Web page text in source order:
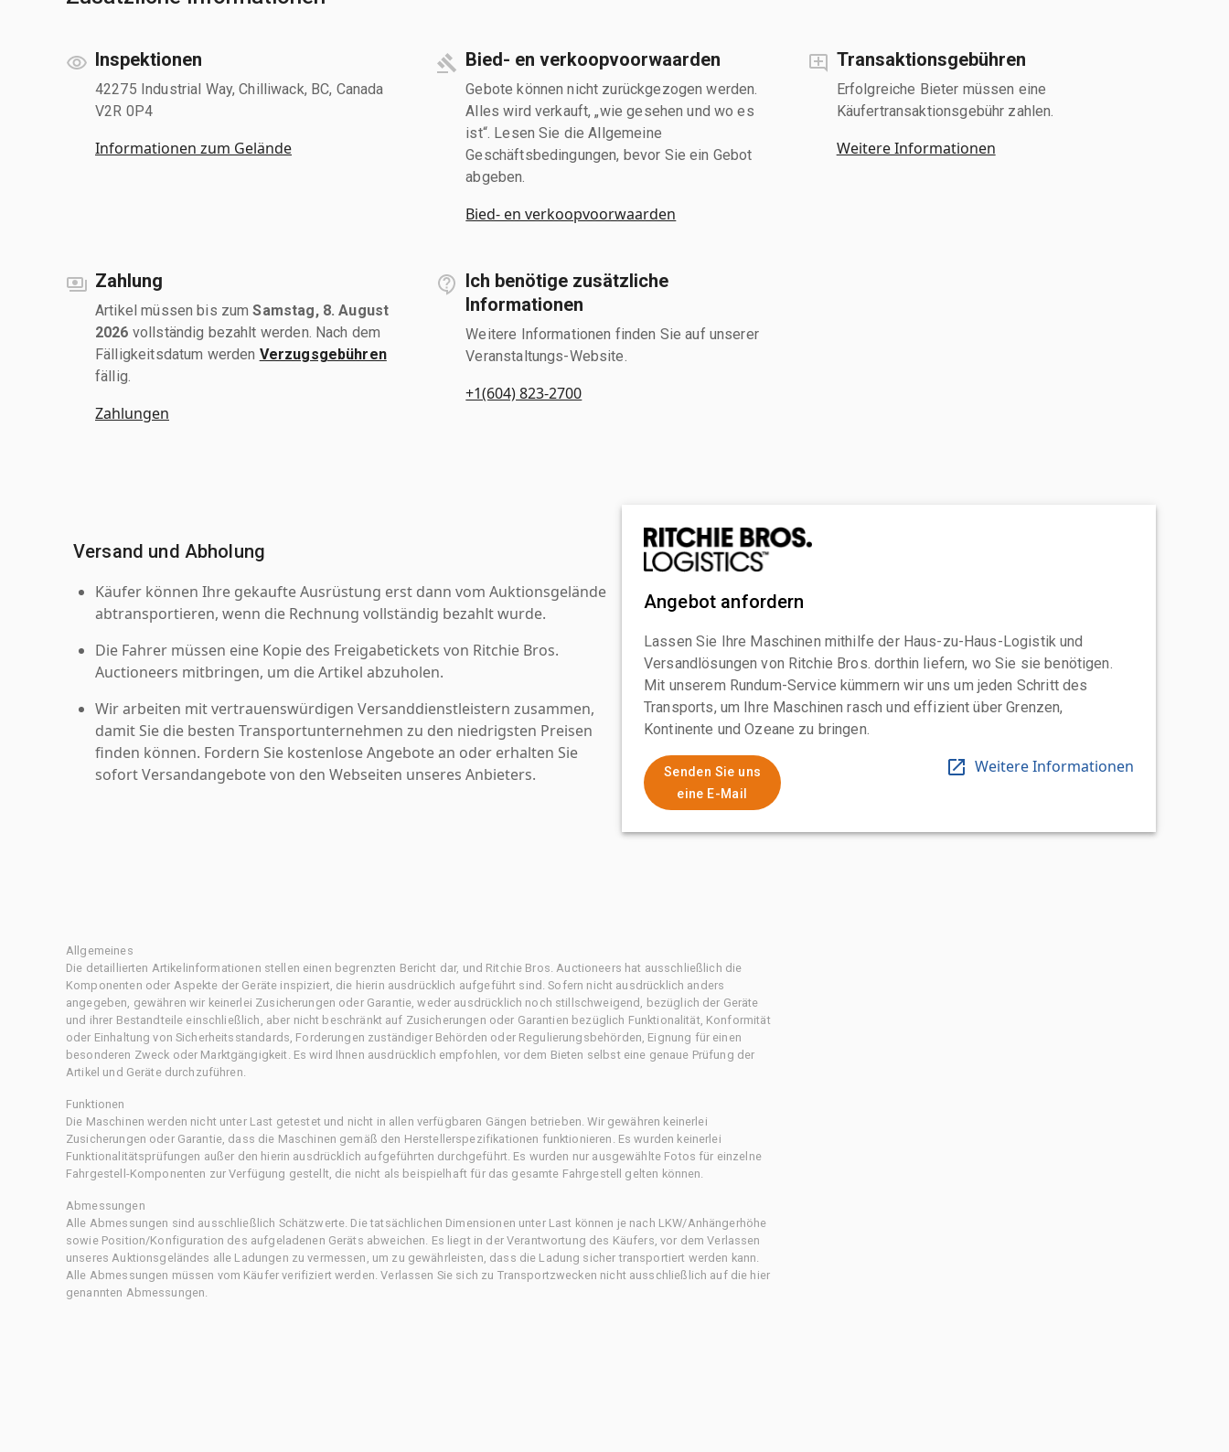
Inspektionen
42275 Industrial Way, Chilliwack, BC, Canada
V2R 0P4
Informationen zum Gelände
Bied- en verkoopvoorwaarden
Gebote können nicht zurückgezogen werden.
Alles wird verkauft, „wie gesehen und wo es
ist“. Lesen Sie die Allgemeine
Geschäftsbedingungen, bevor Sie ein Gebot
abgeben.
Bied- en verkoopvoorwaarden
Transaktionsgebühren
Erfolgreiche Bieter müssen eine
Käufertransaktionsgebühr zahlen.
Weitere Informationen
Zahlung
Artikel müssen bis zumSamstag, 8. August
2026 vollständig bezahlt werden. Nach dem
Fälligkeitsdatum werden Verzugsgebühren
fällig.
Zahlungen
Ich benötige zusätzliche
Informationen
Weitere Informationen finden Sie auf unserer
Veranstaltungs-Website.
+1(604) 823-2700
Versand und Abholung
Käufer können Ihre gekaufte Ausrüstung erst dann vom Auktionsgelände
abtransportieren, wenn die Rechnung vollständig bezahlt wurde.
Die Fahrer müssen eine Kopie des Freigabetickets von Ritchie Bros.
Auctioneers mitbringen, um die Artikel abzuholen.
Wir arbeiten mit vertrauenswürdigen Versanddienstleistern zusammen,
damit Sie die besten Transportunternehmen zu den niedrigsten Preisen
finden können. Fordern Sie kostenlose Angebote an oder erhalten Sie
sofort Versandangebote von den Webseiten unseres Anbieters.
Angebot anfordern
Lassen Sie Ihre Maschinen mithilfe der Haus-zu-Haus-Logistik und
Versandlösungen von Ritchie Bros. dorthin liefern, wo Sie sie benötigen.
Mit unserem Rundum-Service kümmern wir uns um jeden Schritt des
Transports, um Ihre Maschinen rasch und effizient über Grenzen,
Kontinente und Ozeane zu bringen.
Senden Sie uns
eine E-Mail
Weitere Informationen
Allgemeines
Die detaillierten Artikelinformationen stellen einen begrenzten Bericht dar, und Ritchie Bros. Auctioneers hat ausschließlich die
Komponenten oder Aspekte der Geräte inspiziert, die hierin ausdrücklich aufgeführt sind. Sofern nicht ausdrücklich anders
angegeben, gewähren wir keinerlei Zusicherungen oder Garantie, weder ausdrücklich noch stillschweigend, bezüglich der Geräte
und ihrer Bestandteile einschließlich, aber nicht beschränkt auf Zusicherungen oder Garantien bezüglich Funktionalität, Konformität
oder Einhaltung von Sicherheitsstandards, Forderungen zuständiger Behörden oder Regulierungsbehörden, Eignung für einen
besonderen Zweck oder Marktgängigkeit. Es wird Ihnen ausdrücklich empfohlen, vor dem Bieten selbst eine genaue Prüfung der
Artikel und Geräte durchzuführen.
Funktionen
Die Maschinen werden nicht unter Last getestet und nicht in allen verfügbaren Gängen betrieben. Wir gewähren keinerlei
Zusicherungen oder Garantie, dass die Maschinen gemäß den Herstellerspezifikationen funktionieren. Es wurden keinerlei
Funktionalitätsprüfungen außer den hierin ausdrücklich aufgeführten durchgeführt. Es wurden nur ausgewählte Fotos für einzelne
Fahrgestell-Komponenten zur Verfügung gestellt, die nicht als beispielhaft für das gesamte Fahrgestell gelten können.
Abmessungen
Alle Abmessungen sind ausschließlich Schätzwerte. Die tatsächlichen Dimensionen unter Last können je nach LKW/Anhängerhöhe
sowie Position/Konfiguration des aufgeladenen Geräts abweichen. Es liegt in der Verantwortung des Käufers, vor dem Verlassen
unseres Auktionsgeländes alle Ladungen zu vermessen, um zu gewährleisten, dass die Ladung sicher transportiert werden kann.
Alle Abmessungen müssen vom Käufer verifiziert werden. Verlassen Sie sich zu Transportzwecken nicht ausschließlich auf die hier
genannten Abmessungen.